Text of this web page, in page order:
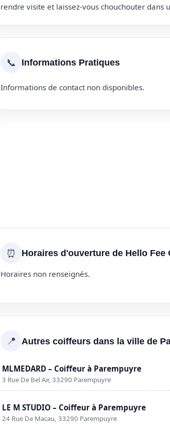
rendre visite et laissez-vous chouchouter
📞 Informations Pratiques
Informations de contact non disponibles.
⏰ Horaires d'ouverture de Hello Fee
Horaires non renseignés.
📍 Autres coiffeurs dans la ville de
MLMEDARD – Coiffeur à Parempuyre
3 Rue De Bel Air, 33290 Parempuyre
LE M STUDIO – Coiffeur à Parempuyre
24 Rue De Macau, 33290 Parempuyre